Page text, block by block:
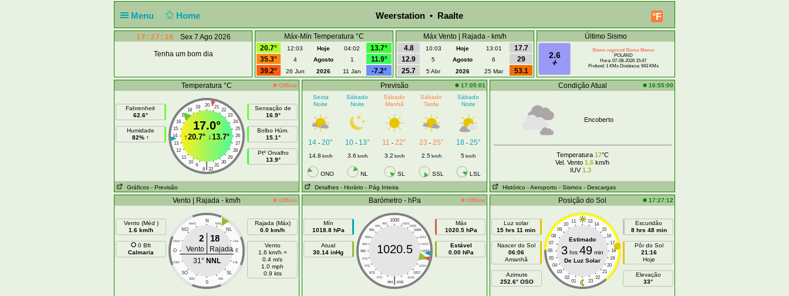
Menu Home °F
Weerstation • Raalte
17:27:16 Sex 7 Ago 2026
Tenha um bom dia
Máx-Mín Temperatura °C
20.7°
12:03 Hoje 04:02
13.7°
35.3°
4 Agosto 1
11.9°
39.2°
26 Jun 2026 11 Jan -7.2°
Máx Vento | Rajada - km/h
4.8
10:03 Hoje 13:01
17.7
12.9
5 Agosto 6
29
25.7
5 Abr 2026 25 Mar 53.1
Último Sismo
2.6
Sismo regional Sismo Menor
POLAND
Hora: 07-08-2026 15:47
Profund: 1 KMs Distância: 943 KMs
Temperatura °C Offline
Fahrenheit
62.6°
Humidade
82% ↑
20
19 21
18
22
17
23
16
24
15
25
14
26
13
27
12
28
11
29
10
30
9 31
|
8 32
17.0°
↑20.7° ↓13.7°
Sensação de
16.9°
Bolbo Húm.
15.1°
Ptº Orvalho
13.9°
Gráficos - Previsão
Previsão
17:05:01
Sexta
Noite
Sábado
Noite
Sábado
Manhã
Sábado
Tarde
Sábado
Noite
14 - 20° 10- 13° 11 - 22° 23 - 25° 18- 25°
14.8 km/h 3.6 km/h 3.2 km/h 2.5km/h 5 km/h
ONO NL SL SSL LSL
Detalhes - Horário - Pág Inteira
Condição Atual 16:55:00
Encoberto
Temperatura 17°C
Vel. Vento 1.6 km/h
IUV1.3
Histórico - Aeroporto - Sismos - Descargas
Vento | Rajada - km/h Offline
Vento (Méd )
1.6 km/h
0 Bft
Calmaria
N
NNO NNL
NO NL
ONO LNL
O E
OSO LSL
SO SL
SSO SSL
S
2 18
Vento
Rajada
31° NNL
Rajada (Máx)
0.0 km/h
Vento
1.6 km/h =
0.4 m/s
1.0 mph
0.9 kts
Barómetro - hPa Offline
Mín
1018.8 hPa
Atual
30.14 inHg
1000
997 1003
994
1006
991
1009
988
1012
985
1015
982
1018
979
1021
976
1024
973
1027
970
1030
|
964 1036
1020.5
Máx
1020.5 hPa
Estável
0.00 hPa
Posição do Sol 17:27:12
Luz solar
15 hrs 11 min
Nascer do Sol
06:06
Amanhã
Azimute
252.6° OSO
11 13
10
14
09
15
08
16
07
17
06
18
05
19
04
20
03
21
02
22
01 23
Estimado
3 hrs 49 min
De Luz Solar
Escuridão
8 hrs 48 min
Pôr do Sol
21:16
Hoje
Elevação
33°